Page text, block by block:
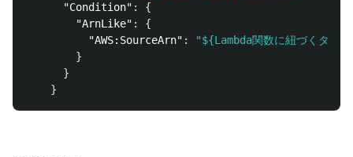
"Condition" :
{
"ArnLike" :
{
"AWS:SourceArn" :
"${Lambda関数に紐づくター
}
}
}